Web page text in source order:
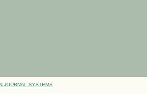
JOURNAL SYSTEMS